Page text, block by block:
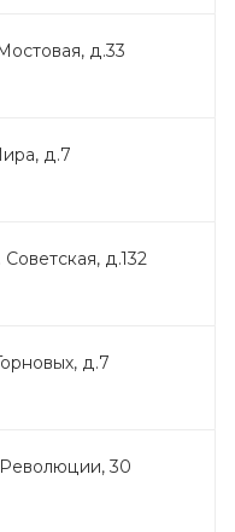
д.33
д.7
д.132
д.7
Революции, 30